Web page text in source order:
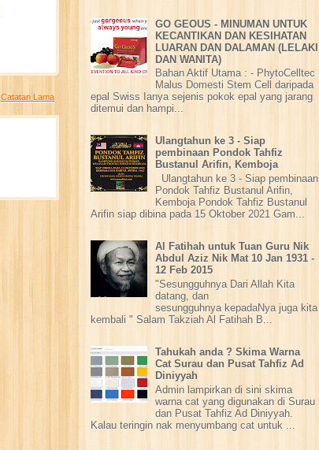
Catatan Lama
GO GEOUS - MINUMAN UNTUK
KECANTIKAN DAN KESIHATAN
LUARAN DAN DALAMAN (LELAKI
DAN WANITA)
Bahan Aktif Utama : - PhytoCelltec
Malus Domesti Stem Cell daripada
epal Swiss Ianya sejenis pokok epal yang jarang
ditemui dan hampi...
Ulangtahun ke 3 - Siap
pembinaan Pondok Tahfiz
Bustanul Arifin, Kemboja
Ulangtahun ke 3 - Siap pembinaan
Pondok Tahfiz Bustanul Arifin,
Kemboja Pondok Tahfiz Bustanul
Arifin siap dibina pada 15 Oktober 2021 Gam...
Al Fatihah untuk Tuan Guru Nik
Abdul Aziz Nik Mat 10 Jan 1931 -
12 Feb 2015
"Sesungguhnya Dari Allah Kita
datang, dan
sesungguhnya kepadaNya juga kita
kembali " Salam Takziah Al Fatihah B...
Tahukah anda ? Skima Warna
Cat Surau dan Pusat Tahfiz Ad
Diniyyah
Admin lampirkan di sini skima
warna cat yang digunakan di Surau
dan Pusat Tahfiz Ad Diniyyah.
Kalau teringin nak menyumbang cat untuk ...